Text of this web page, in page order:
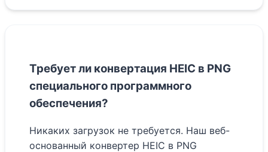
Требует ли конвертация HEIC в PNG
специального программного
обеспечения?
Никаких загрузок не требуется. Наш веб-
основанный конвертер HEIC в PNG